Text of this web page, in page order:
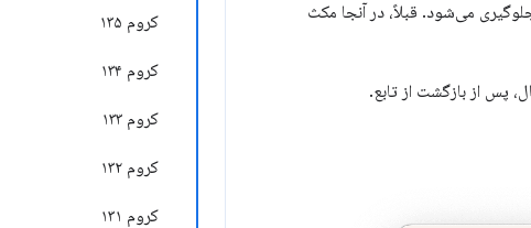
کروم ۱۳۵
کروم ۱۳۴
کروم ۱۳۳
کروم ۱۳۲
کروم ۱۳۱
می‌شود. قبلاً، در آنجا مکث
پس از بازگشت از تابع.